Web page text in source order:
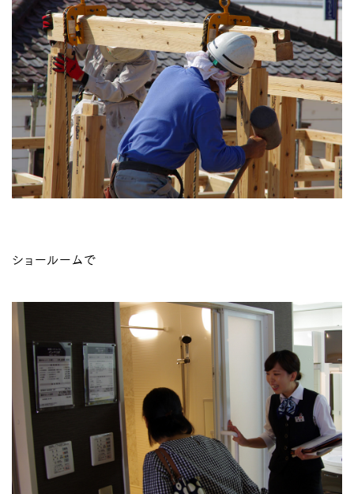
ショールームで